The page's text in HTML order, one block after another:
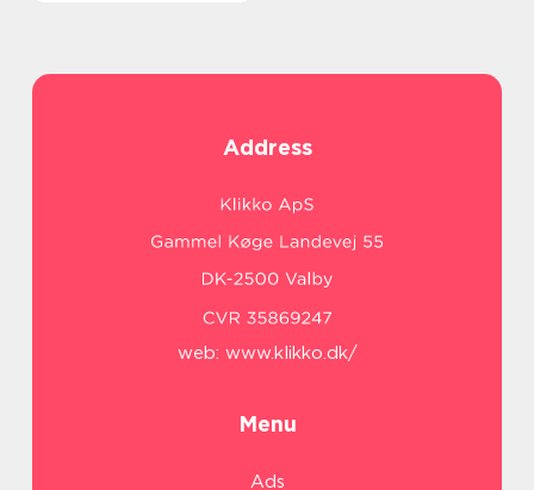
Address
web: www.klikko.dk/
Menu
Ads